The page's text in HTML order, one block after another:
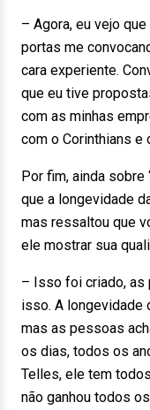
– Agora, eu vejo
portas me
cara experiente.
que eu tive
com as minhas
com o Corinthians e
Por fim, ainda sobre
que a longevidade
mas ressaltou que
ele mostrar sua
– Isso foi criado, as
isso. A longevidade
mas as pessoas
os dias, todos os
Telles, ele tem
não ganhou todos